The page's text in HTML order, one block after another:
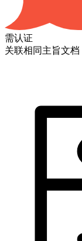
需认证
关联相同主旨文档